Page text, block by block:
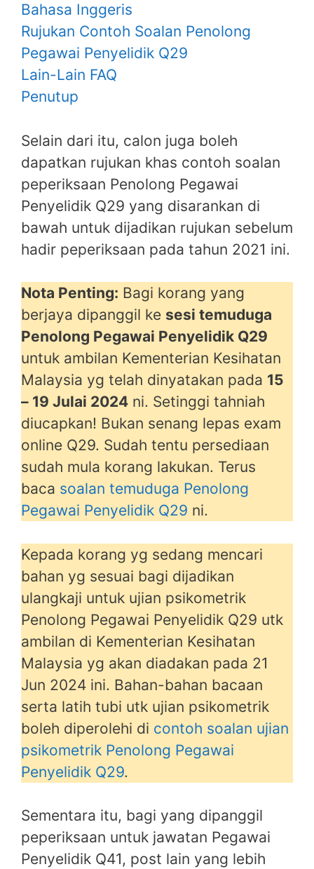
Bahasa Inggeris
Rujukan Contoh Soalan Penolong
Pegawai Penyelidik Q29
Lain-Lain FAQ
Penutup
Selain dari itu, calon juga boleh
dapatkan rujukan khas contoh soalan
peperiksaan Penolong Pegawai
Penyelidik Q29 yang disarankan di
bawah untuk dijadikan rujukan sebelum
hadir peperiksaan pada tahun 2021 ini.
Nota Penting: Bagi korang yang
berjaya dipanggil ke sesi temuduga
Penolong Pegawai Penyelidik Q29
untuk ambilan Kementerian Kesihatan
Malaysia yg telah dinyatakan pada 15
– 19 Julai 2024 ni. Setinggi tahniah
diucapkan! Bukan senang lepas exam
online Q29. Sudah tentu persediaan
sudah mula korang lakukan. Terus
baca soalan temuduga Penolong
Pegawai Penyelidik Q29 ni.
Kepada korang yg sedang mencari
bahan yg sesuai bagi dijadikan
ulangkaji untuk ujian psikometrik
Penolong Pegawai Penyelidik Q29 utk
ambilan di Kementerian Kesihatan
Malaysia yg akan diadakan pada 21
Jun 2024 ini. Bahan-bahan bacaan
serta latih tubi utk ujian psikometrik
boleh diperolehi di contoh soalan ujian
psikometrik Penolong Pegawai
Penyelidik Q29.
Sementara itu, bagi yang dipanggil
peperiksaan untuk jawatan Pegawai
Penyelidik Q41, post lain yang lebih